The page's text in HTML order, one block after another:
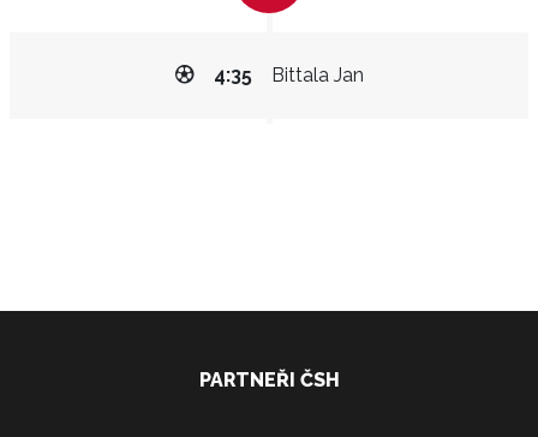
Bittala Jan
4:35
PARTNEŘI ČSH